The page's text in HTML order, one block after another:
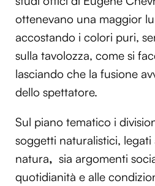
ottenevano una maggior
accostando i colori puri,
sulla tavolozza, come si
lasciando che la fusione
dello spettatore.
Sul piano tematico i
soggetti naturalistici,
natura, sia argomenti
quotidianità e alle